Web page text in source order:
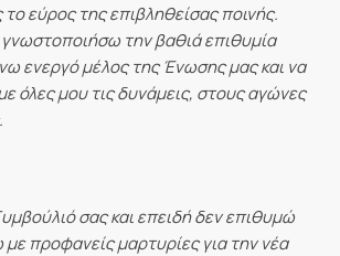
εύρος της επιβληθείσας ποινής.
την βαθιά επιθυμία
ενεργό μέλος της Ένωσης μας και να
όλες μου τις δυνάμεις, στους αγώνες
σας και επειδή δεν επιθυμώ
προφανείς μαρτυρίες για την νέα